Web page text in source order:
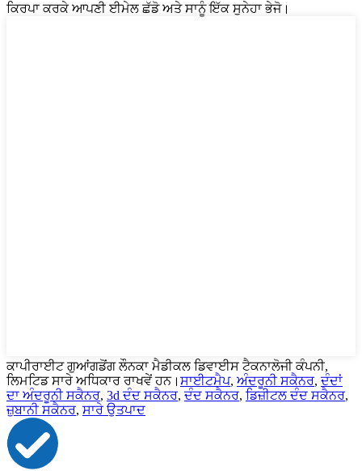
ਕਿਰਪਾ ਕਰਕੇ ਆਪਣੀ ਈਮੇਲ ਛੱਡੋ ਅਤੇ ਸਾਨੂੰ ਇੱਕ ਸੁਨੇਹਾ ਭੇਜੋ।
ਕਾਪੀਰਾਈਟ ਗੁਆਂਗਡੋਂਗ ਲੌਨਕਾ ਮੈਡੀਕਲ ਡਿਵਾਈਸ ਟੈਕਨਾਲੋਜੀ ਕੰਪਨੀ,
ਲਿਮਟਿਡ ਸਾਰੇ ਅਧਿਕਾਰ ਰਾਖਵੇਂ ਹਨ। ਸਾਈਟਮੈਪ, ਅੰਦਰੂਨੀ ਸਕੈਨਰ,ਦੰਦਾਂ
ਦਾ ਅੰਦਰੂਨੀ ਸਕੈਨਰ, 3d ਦੰਦ ਸਕੈਨਰ,ਦੰਦ ਸਕੈਨਰ, ਡਿਜ਼ੀਟਲ ਦੰਦ ਸਕੈਨਰ,
ਜ਼ੁਬਾਨੀ ਸਕੈਨਰ, ਸਾਰੇ ਉਤਪਾਦ